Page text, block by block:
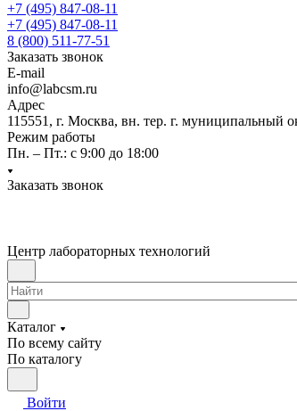
+7 (495) 847-08-11
+7 (495) 847-08-11
8 (800) 511-77-51
Заказать звонок
E-mail
info@labcsm.ru
Адрес
115551, г. Москва, вн. тер. г.
Режим работы
Пн. – Пт.: с 9:00 до 18:00
Заказать звонок
Центр лабораторных технологий
Каталог
По всему сайту
По каталогу
Войти